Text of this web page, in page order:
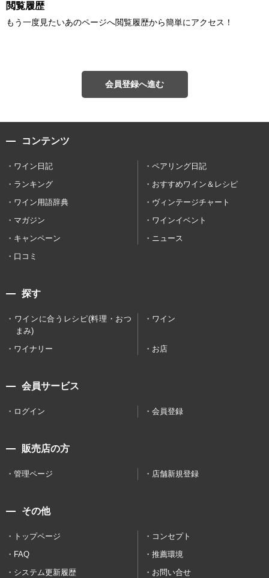
閲覧履歴
もう一度見たいあのページへ閲覧履歴から簡単にアクセス！
会員登録へ進む
コンテンツ
ワイン日記
ペアリング日記
ランキング
おすすめワイン＆レシピ
ワイン用語辞典
ヴィンテージチャート
マガジン
ワインイベント
キャンペーン
ニュース
口コミ
探す
ワインに合うレシピ(料理・おつ
まみ)
ワイン
ワイナリー お店
会員サービス
ログイン 会員登録
販売店の方
管理ページ 店舗新規登録
その他
トップページ
コンセプト
FAQ
推薦環境
システム更新履歴
お問い合せ